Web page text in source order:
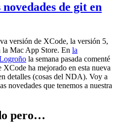
de git en
versión de XCode, la versión 5,
la Mac App Store. En la
la semana pasada comenté
ha mejorado en esta nueva
detalles (cosas del NDA). Voy a
novedades que tenemos a nuestra
pero…